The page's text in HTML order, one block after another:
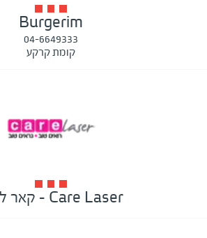
Burgerim
04-6649333
קומת קרקע
Care Laser - קאר לייזר